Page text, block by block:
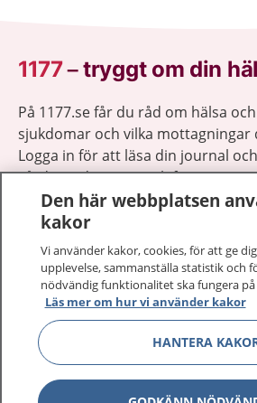
1177–tryggt om din
På 1177.se får du råd om hälsa
sjukdomar och vilka mottagningar
Logga in för att läsa din journal
vårdärenden. Ring
sjukvårdsrådgivning dygnet runt.
1177 ger dig råd när du vill må
1177 på flera språk
Om 1177
Den här webbplatsen
kakor
Vi använder kakor, cookies, för att ge
upplevelse, sammanställa statistik och
nödvändig funktionalitet ska fungera
Läs mer om hur vi använder kakor
HANTERA